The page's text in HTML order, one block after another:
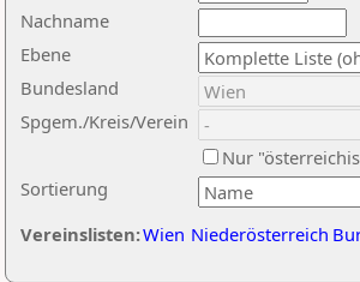
Nachname
Ebene
Sortierung
Bundesland
Spgem./Kreis/Verein
Nur
Vereinslisten:Wien Niederösterreich